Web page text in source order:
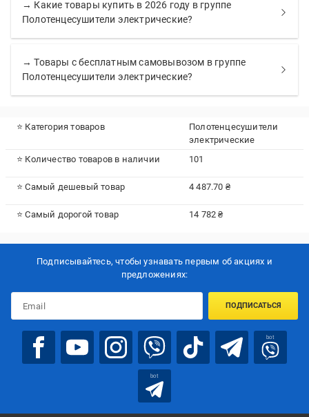
→ Какие товары купить в 2026 году в группе
Полотенцесушители электрические?
→ Товары с бесплатным самовывозом в группе
Полотенцесушители электрические?
⭐ Категория товаров
Полотенцесушители
электрические
⭐ Количество товаров в наличии
101
⭐ Самый дешевый товар 4 487.70 ₴
⭐ Самый дорогой товар 14 782 ₴
Подписывайтесь, чтобы узнавать первым об акцияx и
предложениях:
ПОДПИСАТЬСЯ
bot
bot